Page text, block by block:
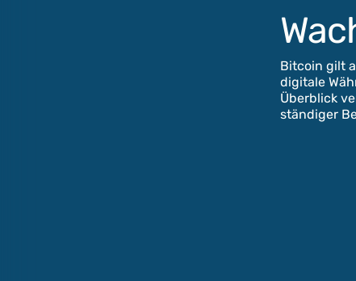
Bitcoin gilt
digitale
Überblick
ständiger